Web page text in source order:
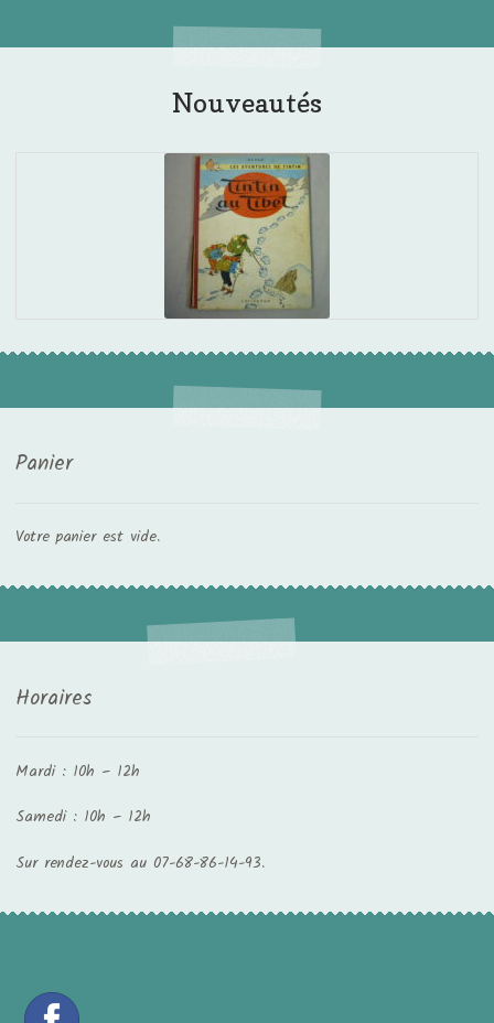
Nouveautés
Panier
Votre panier est vide.
Horaires
Mardi : 10h – 12h
Samedi : 10h – 12h
Sur rendez-vous au 07-68-86-14-93.